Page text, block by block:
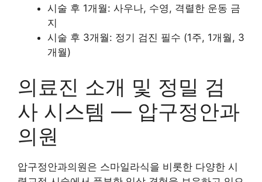
시술 후 1개월: 사우나, 수영, 격렬한 운동 금
지
시술 후 3개월: 정기 검진 필수 (1주, 1개월, 3
개월)
의료진 소개 및 정밀 검
사 시스템 — 압구정안과
의원
압구정안과의원은 스마일라식을 비롯한 다양한 시